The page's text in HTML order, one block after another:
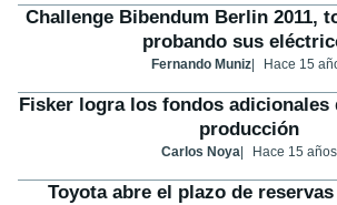
Challenge Bibendum Berlin 2011,
probando sus
Fernando Muniz Hace 15
Fisker logra los fondos adicionales
producción
Carlos Noya Hace 15 años
Toyota abre el plazo de